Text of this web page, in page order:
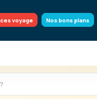
voyage Nos bons plans